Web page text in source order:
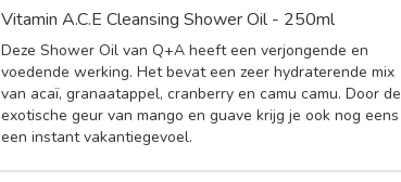
Vitamin A.C.E Cleansing Shower Oil - 250ml
Deze Shower Oil van Q+A heeft een verjongende en
voedende werking. Het bevat een zeer hydraterende mix
van acaï, granaatappel, cranberry en camu camu. Door de
exotische geur van mango en guave krijg je ook nog eens
een instant vakantiegevoel.